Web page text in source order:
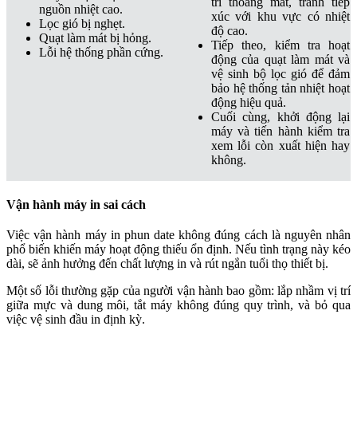
nguồn nhiệt cao.
Lọc gió bị nghẹt.
Quạt làm mát bị hỏng.
Lỗi hệ thống phần cứng.
xúc với khu vực có nhiệt
độ cao.
Tiếp theo, kiểm tra hoạt
động của quạt làm mát và
vệ sinh bộ lọc gió để đảm
bảo hệ thống tản nhiệt hoạt
động hiệu quả.
Cuối cùng, khởi động lại
máy và tiến hành kiểm tra
xem lỗi còn xuất hiện hay
không.
Vận hành máy in sai cách
Việc vận hành máy in phun date không đúng cách là nguyên nhân
phổ biến khiến máy hoạt động thiếu ổn định. Nếu tình trạng này kéo
dài, sẽ ảnh hưởng đến chất lượng in và rút ngắn tuổi thọ thiết bị.
Một số lỗi thường gặp của người vận hành bao gồm: lắp nhầm vị trí
giữa mực và dung môi, tắt máy không đúng quy trình, và bỏ qua
việc vệ sinh đầu in định kỳ.